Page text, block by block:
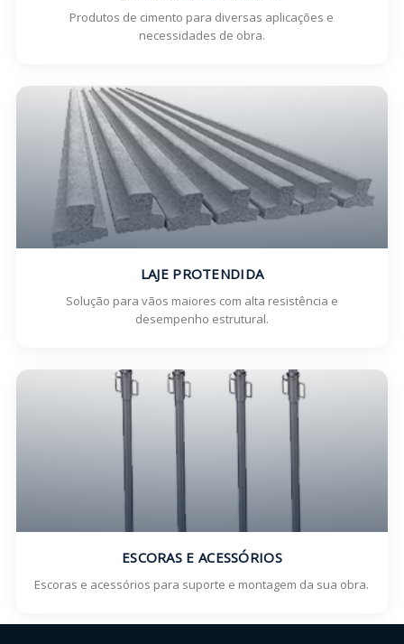
Produtos de cimento para diversas aplicações e
necessidades de obra.
LAJE PROTENDIDA
Solução para vãos maiores com alta resistência e
desempenho estrutural.
ESCORAS E ACESSÓRIOS
Escoras e acessórios para suporte e montagem da sua obra.